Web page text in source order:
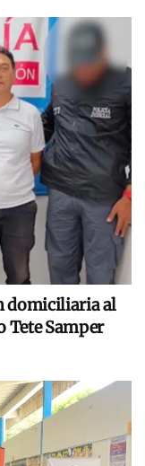
domiciliaria al
Tete Samper